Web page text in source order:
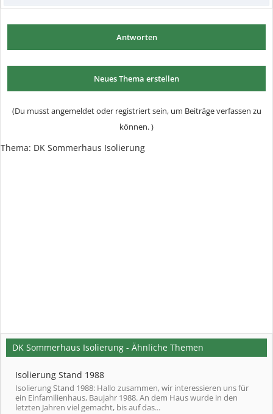
Antworten
Neues Thema erstellen
(Du musst angemeldet oder registriert sein, um Beiträge verfassen zu
können. )
Thema: DK Sommerhaus Isolierung
DK Sommerhaus Isolierung - Ähnliche Themen
Isolierung Stand 1988
Isolierung Stand 1988: Hallo zusammen, wir interessieren uns für
ein Einfamilienhaus, Baujahr 1988. An dem Haus wurde in den
letzten Jahren viel gemacht, bis auf das...